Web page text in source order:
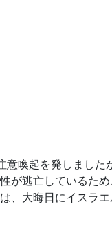
喚起を発しました
逃亡しているた
、大晦日にイスラ